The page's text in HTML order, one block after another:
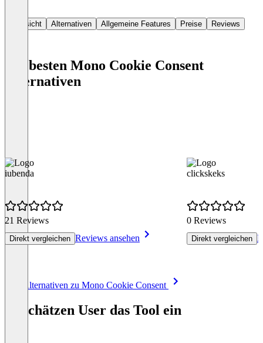
Übersicht Alternativen Allgemeine Features Preise Reviews
Die besten Mono Cookie Consent
Alternativen
iubenda
21 Reviews
Direkt vergleichen Reviews ansehen
clickskeks
0 Reviews
Direkt vergleichen
Alle Alternativen zu Mono Cookie Consent
So schätzen User das Tool ein